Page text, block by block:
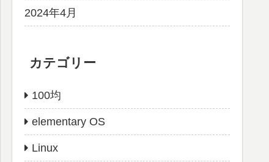
2024年4月
カテゴリー
100均
elementary OS
Linux